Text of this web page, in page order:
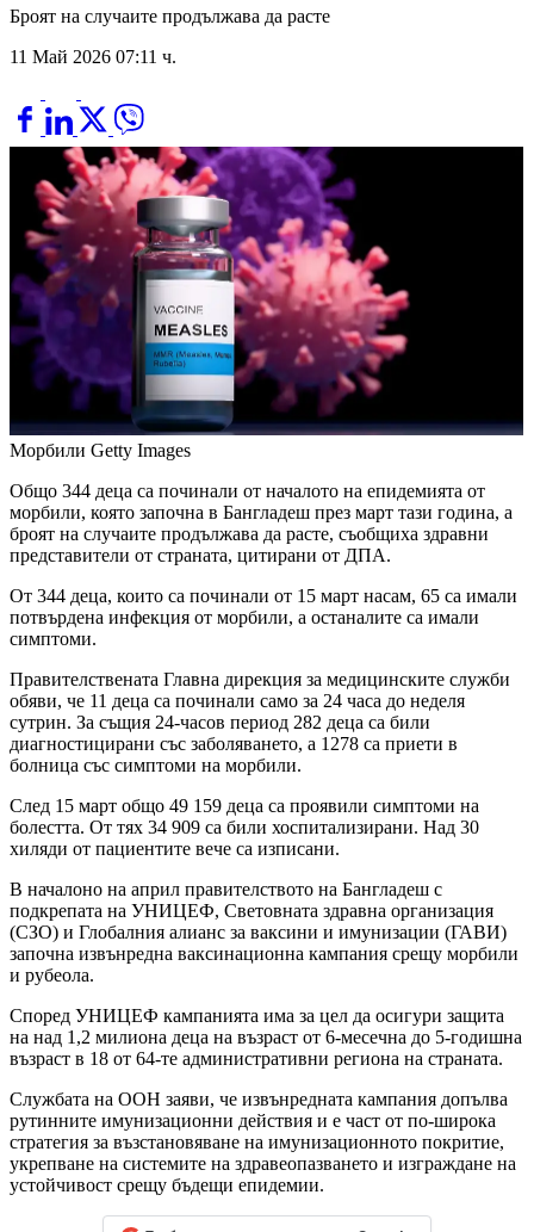
Броят на случаите продължава да расте
11 Май 2026 07:11 ч.
Морбили Getty Images
Общо 344 деца са починали от началото на епидемията от
морбили, която започна в Бангладеш през март тази година, а
броят на случаите продължава да расте, съобщиха здравни
представители от страната, цитирани от ДПА.
От 344 деца, които са починали от 15 март насам, 65 са имали
потвърдена инфекция от морбили, а останалите са имали
симптоми.
Правителствената Главна дирекция за медицинските служби
обяви, че 11 деца са починали само за 24 часа до неделя
сутрин. За същия 24-часов период 282 деца са били
диагностицирани със заболяването, а 1278 са приети в
болница със симптоми на морбили.
След 15 март общо 49 159 деца са проявили симптоми на
болестта. От тях 34 909 са били хоспитализирани. Над 30
хиляди от пациентите вече са изписани.
В началоно на април правителството на Бангладеш с
подкрепата на УНИЦЕФ, Световната здравна организация
(СЗО) и Глобалния алианс за ваксини и имунизации (ГАВИ)
започна извънредна ваксинационна кампания срещу морбили
и рубеола.
Според УНИЦЕФ кампанията има за цел да осигури защита
на над 1,2 милиона деца на възраст от 6-месечна до 5-годишна
възраст в 18 от 64-те административни региона на страната.
Службата на ООН заяви, че извънредната кампания допълва
рутинните имунизационни действия и е част от по-широка
стратегия за възстановяване на имунизационното покритие,
укрепване на системите на здравеопазването и изграждане на
устойчивост срещу бъдещи епидемии.